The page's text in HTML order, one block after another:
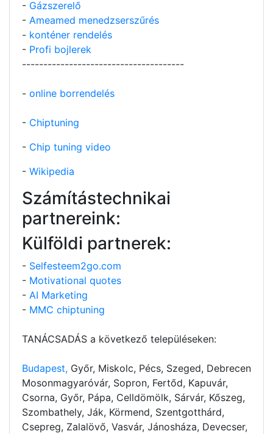
- Gázszerelő
- Ameamed menedzserszűrés
- konténer rendelés
- Profi bojlerek
--------------------------------------
- online borrendelés
- Chiptuning
- Chip tuning video
- Wikipedia
Számítástechnikai
partnereink:
Külföldi partnerek:
- Selfesteem2go.com
- Motivational quotes
- AI Marketing
- MMC chiptuning
TANÁCSADÁS a következő településeken:
Budapest, Győr, Miskolc, Pécs, Szeged, Debrecen
Mosonmagyaróvár, Sopron, Fertőd, Kapuvár,
Csorna, Győr, Pápa, Celldömölk, Sárvár, Kőszeg,
Szombathely, Ják, Körmend, Szentgotthárd,
Csepreg, Zalalövő, Vasvár, Jánosháza, Devecser,